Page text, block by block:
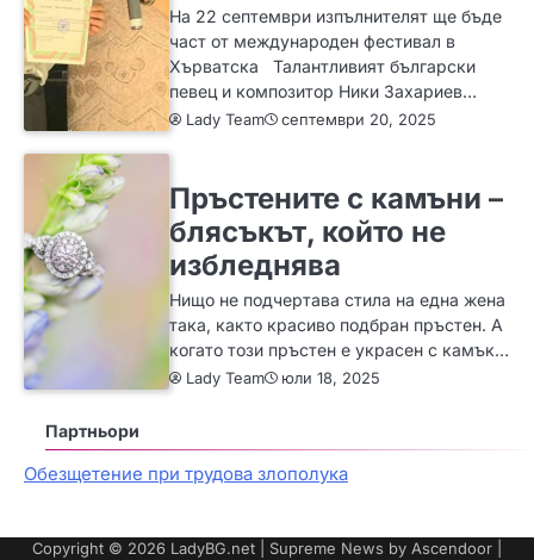
На 22 септември изпълнителят ще бъде
част от международен фестивал в
Хърватска Талантливият български
певец и композитор Ники Захариев…
Lady Team септември 20, 2025
Пръстените с камъни –
блясъкът, който не
избледнява
Нищо не подчертава стила на една жена
така, както красиво подбран пръстен. А
когато този пръстен е украсен с камък…
Lady Team юли 18, 2025
Партньори
Обезщетение при трудова злополука
Copyright © 2026 LadyBG.net | Supreme News by Ascendoor